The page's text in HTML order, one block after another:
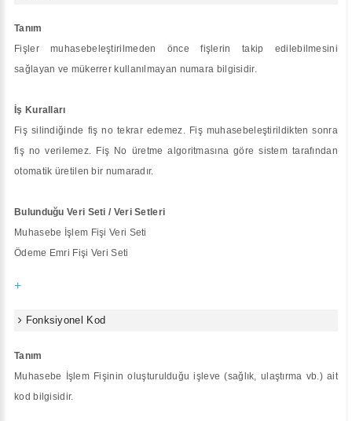
Tanım
Fişler muhasebeleştirilmeden önce fişlerin takip edilebilmesini
sağlayan ve mükerrer kullanılmayan numara bilgisidir.
İş Kuralları
Fiş silindiğinde fiş no tekrar edemez. Fiş muhasebeleştirildikten sonra
fiş no verilemez. Fiş No üretme algoritmasına göre sistem tarafından
otomatik üretilen bir numaradır.
Bulunduğu Veri Seti / Veri Setleri
Muhasebe İşlem Fişi Veri Seti
Ödeme Emri Fişi Veri Seti
+
Fonksiyonel Kod
Tanım
Muhasebe İşlem Fişinin oluşturulduğu işleve (sağlık, ulaştırma vb.) ait
kod bilgisidir.